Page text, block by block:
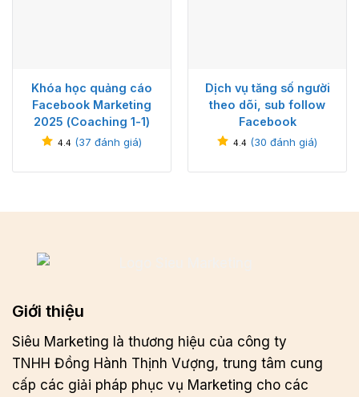
Khóa học quảng cáo
Facebook Marketing
2025 (Coaching 1-1)
4.4 (37 đánh giá)
Dịch vụ tăng số người
theo dõi, sub follow
Facebook
4.4 (30 đánh giá)
Giới thiệu
Siêu Marketing là thương hiệu của công ty
TNHH Đồng Hành Thịnh Vượng, trung tâm cung
cấp các giải pháp phục vụ Marketing cho các